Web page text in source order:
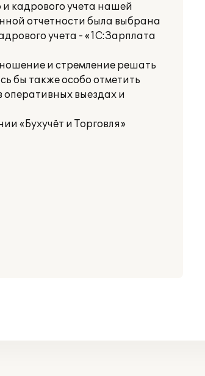
и кадрового учета нашей
отчетности была выбрана
учета - «1С:Зарплата
и стремление решать
бы также особо отметить
выездах и
«Бухучёт и Торговля»